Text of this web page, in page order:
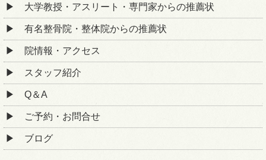
大学教授・アスリート・専門家からの推薦状
有名整骨院・整体院からの推薦状
院情報・アクセス
スタッフ紹介
Q＆A
ご予約・お問合せ
ブログ